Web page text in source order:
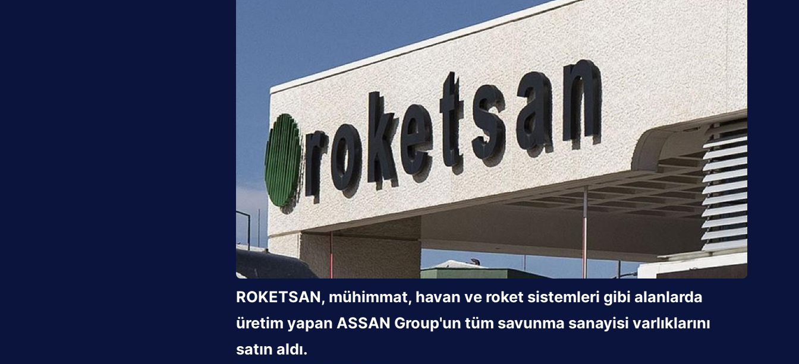
ROKETSAN, mühimmat, havan ve roket sistemleri gibi alanlarda
üretim yapan ASSAN Group'un tüm savunma sanayisi varlıklarını
satın aldı.